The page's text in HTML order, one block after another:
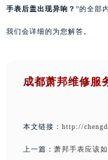
手表后盖出现异响？ ”的全部
我们会详细的为您解答。
成都萧邦维修服
本文链接： http://
上一篇： 萧邦手表应该